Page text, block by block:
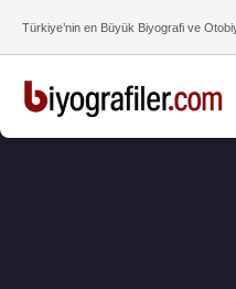
Türkiye’nin en Büyük Biyografi ve